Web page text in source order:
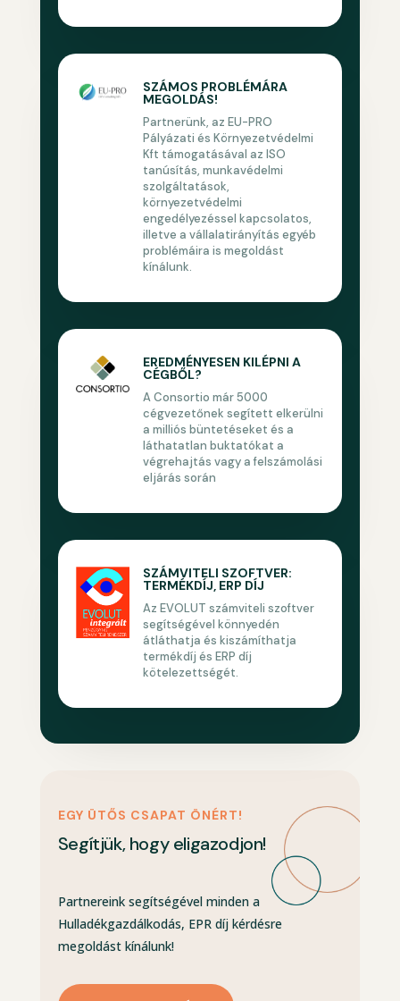
SZÁMOS PROBLÉMÁRA
MEGOLDÁS!
Partnerünk, az EU-PRO
Pályázati és Környezetvédelmi
Kft támogatásával az ISO
tanúsítás, munkavédelmi
szolgáltatások,
környezetvédelmi
engedélyezéssel kapcsolatos,
illetve a vállalatirányítás egyéb
problémáira is megoldást
kínálunk.
EREDMÉNYESEN KILÉPNI A
CÉGBŐL?
A Consortio már 5000
cégvezetőnek segített elkerülni
a milliós büntetéseket és a
láthatatlan buktatókat a
végrehajtás vagy a felszámolási
eljárás során
SZÁMVITELI SZOFTVER:
TERMÉKDÍJ, ERP DÍJ
Az EVOLUT számviteli szoftver
segítségével könnyedén
átláthatja és kiszámíthatja
termékdíj és ERP díj
kötelezettségét.
EGY ÜTŐS CSAPAT ÖNÉRT!
Segítjük, hogy eligazodjon!
Partnereink segítségével minden a
Hulladékgazdálkodás, EPR díj kérdésre
megoldást kínálunk!